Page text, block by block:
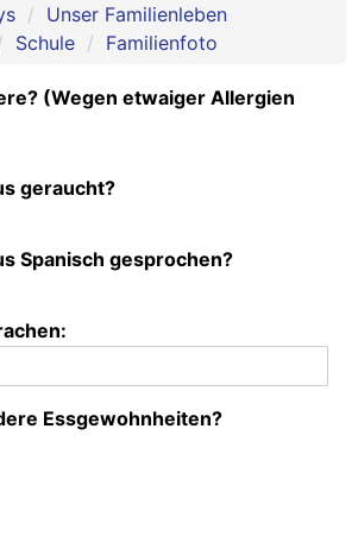
Unser Familienleben
Schule Familienfoto
(Wegen etwaiger Allergien
geraucht?
Spanisch gesprochen?
Essgewohnheiten?